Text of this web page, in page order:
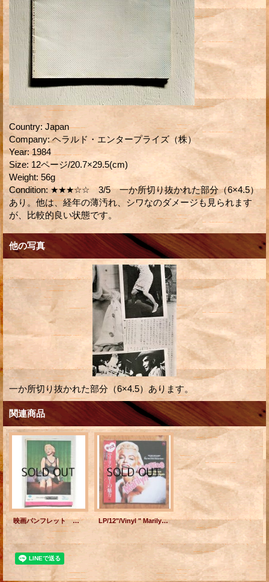
Country: Japan
Company: ヘラルド・エンタープライズ（株）
Year: 1984
Size: 12ページ/20.7×29.5(cm)
Weight: 56g
Condition: ★★★☆☆ 3/5 一か所切り抜かれた部分（6×4.5）
あり。他は、経年の薄汚れ、シワなのダメージも見られます
が、比較的良い状態です。
他の写真
一か所切り抜かれた部分（6×4.5）あります。
関連商品
映画パンフレット 復刻版 ビリー・ワイルダー作品 ”SOME LIKE IT HOT お熱いのがお好き ”(1984) マリリン・モンロー トニー・カーティス ジャック・レモン LP/12"/Vinyl " Marilyn Monroe Never Before and Never Again キス マリリン・モンローの魅力/ 映画「紳士は金髪がお好き」オリジナル・サウンド・トラックより/ レア・アイテム" (1981) DRG RECORDS 帯、歌詞カード付